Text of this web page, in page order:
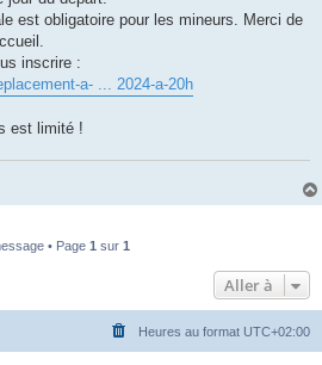
est obligatoire pour les mineurs. Merci de
inscrire :
a- ... 2024-a-20h
est limité !
• Page 1 sur 1
Aller à
Heures au format UTC+02:00